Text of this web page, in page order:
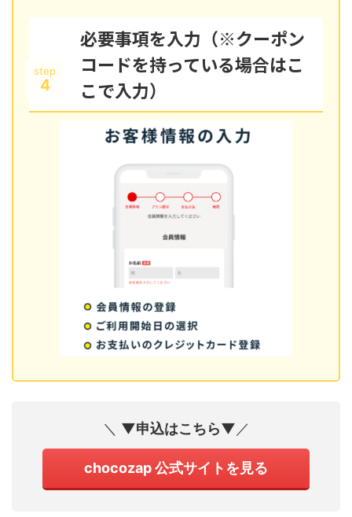
step
4
必要事項を入力（※クーポン
コードを持っている場合はこ
こで入力）
＼ ▼申込はこちら▼／
chocozap 公式サイトを見る